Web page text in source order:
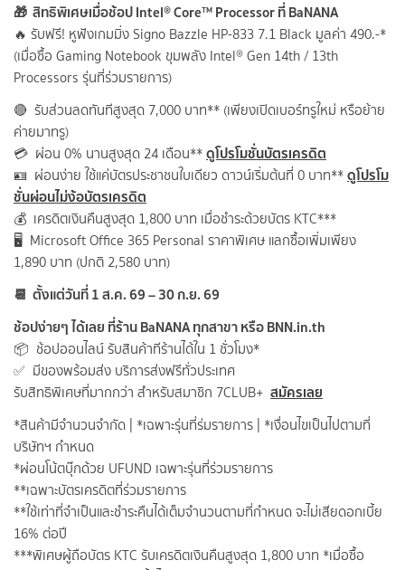
🎁 สิทธิพิเศษเมื่อช้อป Intel® Core™ Processor ที่ BaNANA
🔥 รับฟรี! หูฟังเกมมิ่ง Signo Bazzle HP-833 7.1 Black มูลค่า 490.-*
(เมื่อซื้อ Gaming Notebook ขุมพลัง Intel® Gen 14th / 13th
Processors รุ่นที่ร่วมรายการ)
🔴 รับส่วนลดทันทีสูงสุด 7,000 บาท** (เพียงเปิดเบอร์ทรูใหม่ หรือย้าย
ค่ายมาทรู)
💳 ผ่อน 0% นานสูงสุด 24 เดือน**ดูโปรโมชั่นบัตรเครดิต
🪪 ผ่อนง่าย ใช้แค่บัตรประชาชนใบเดียว ดาวน์เริ่มต้นที่ 0 บาท**ดูโปรโม
ชั่นผ่อนไม่ง้อบัตรเครดิต
💰 เครดิตเงินคืนสูงสุด 1,800 บาท เมื่อชำระด้วยบัตร KTC***
🖥️ Microsoft Office 365 Personal ราคาพิเศษ แลกซื้อเพิ่มเพียง
1,890 บาท (ปกติ 2,580 บาท)
📆 ตั้งแต่วันที่ 1 ส.ค. 69 – 30 ก.ย. 69
ช้อปง่ายๆ ได้เลย ที่ร้าน BaNANA ทุกสาขา หรือ BNN.in.th
📦 ช้อปออนไลน์ รับสินค้าทีร้านได้ใน 1 ชั่วโมง*
✅ มีของพร้อมส่ง บริการส่งฟรีทั่วประเทศ
รับสิทธิพิเศษที่มากกว่า สำหรับสมาชิก 7CLUB+ สมัครเลย
*สินค้ามีจำนวนจำกัด | *เฉพาะรุ่นที่ร่มรายการ | *เงื่อนไขเป็นไปตามที่
บริษัทฯ กำหนด
*ผ่อนโน้ตบุ๊กด้วย UFUND เฉพาะรุ่นที่ร่วมรายการ
**เฉพาะบัตรเครดิตที่ร่วมรายการ
**ใช้เท่าที่จำเป็นและชำระคืนได้เต็มจำนวนตามที่กำหนด จะไม่เสียดอกเบี้ย
16% ต่อปี
***พิเศษผู้ถือบัตร KTC รับเครดิตเงินคืนสูงสุด 1,800 บาท *เมื่อซื้อ